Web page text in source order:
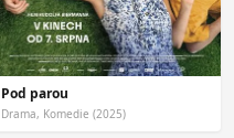
Pod parou
Drama, Komedie (2025)